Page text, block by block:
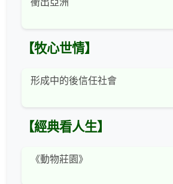
衝出亞洲
【牧心世情】
形成中的後信任社會
【經典看人生】
《動物莊園》